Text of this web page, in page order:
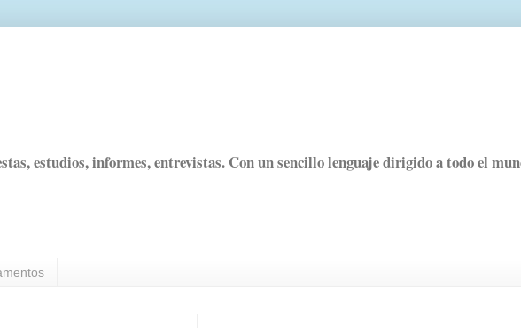
estudios, informes, entrevistas. Con un sencillo lenguaje dirigido a todo el